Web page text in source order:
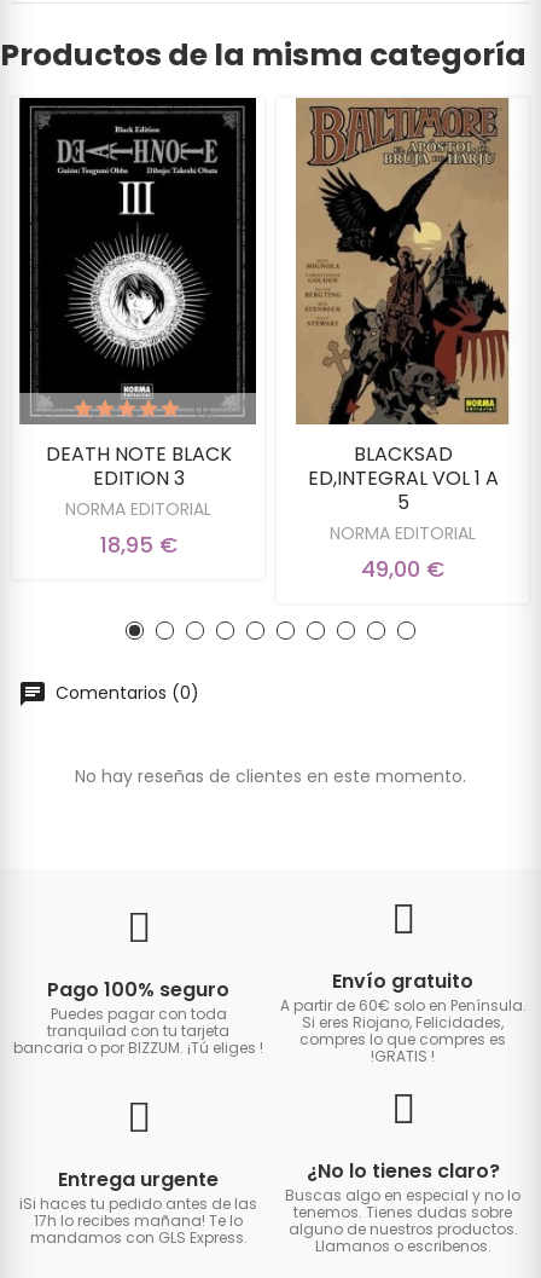
Productos de la misma categoría
DEATH NOTE BLACK
EDITION 3
NORMA EDITORIAL
(1)
18,95 €
BLACKSAD
ED,INTEGRAL VOL 1 A
5
NORMA EDITORIAL
49,00 €
Comentarios (0)
No hay reseñas de clientes en este momento.
Pago 100% seguro
Puedes pagar con toda
tranquilad con tu tarjeta
bancaria o por BIZZUM. ¡Tú eliges !
Envío gratuito
A partir de 60€ solo en Península.
Si eres Riojano, Felicidades,
compres lo que compres es
!GRATIS !
Entrega urgente
iSi haces tu pedido antes de las
17h lo recibes mañana! Te lo
mandamos con GLS Express.
¿No lo tienes claro?
Buscas algo en especial y no lo
tenemos. Tienes dudas sobre
alguno de nuestros productos.
Llamanos o escribenos.